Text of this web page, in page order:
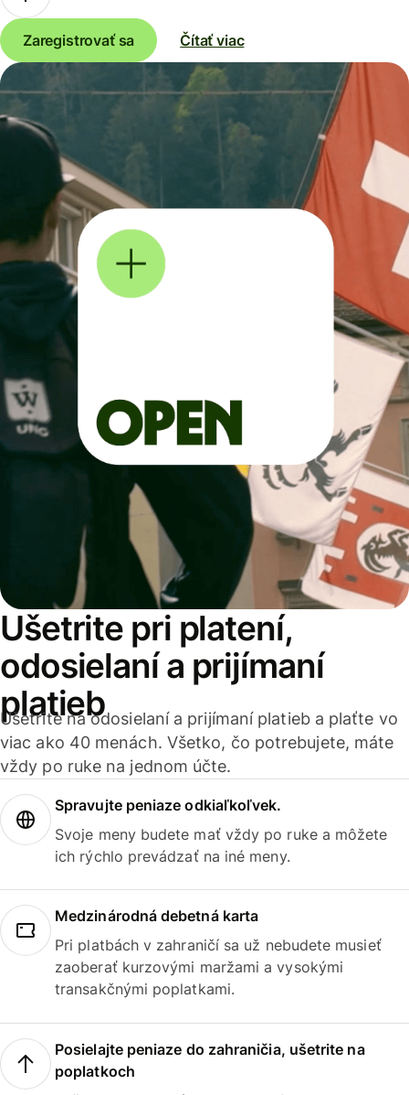
Zaregistrovať sa Čítať viac
Ušetrite pri platení,
odosielaní a prijímaní
platieb
Ušetrite na odosielaní a prijímaní platieb a plaťte vo
viac ako 40 menách. Všetko, čo potrebujete, máte
vždy po ruke na jednom účte.
Spravujte peniaze odkiaľkoľvek.
Svoje meny budete mať vždy po ruke a môžete
ich rýchlo prevádzať na iné meny.
Medzinárodná debetná karta
Pri platbách v zahraničí sa už nebudete musieť
zaoberať kurzovými maržami a vysokými
transakčnými poplatkami.
Posielajte peniaze do zahraničia, ušetrite na
poplatkoch